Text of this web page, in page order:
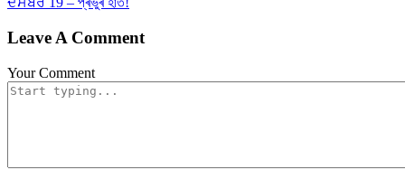
Leave A Comment
Your Comment